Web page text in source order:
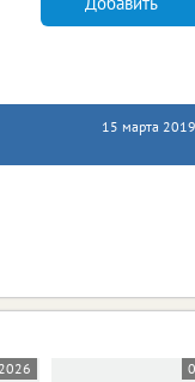
15 марта 2019